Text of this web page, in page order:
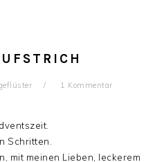
1 Kommentar
Schritten.
mit meinen Lieben, leckerem